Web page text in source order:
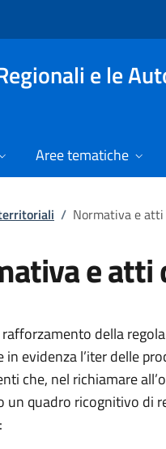
e le
Aree tematiche
/ Normativa e
e atti
della
in evidenza l’iter delle
che, nel richiamare
un quadro ricognitivo di